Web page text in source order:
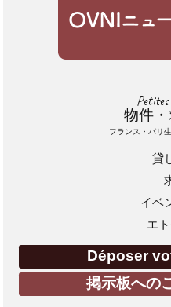
物件
フランス・パリ
貸
イベ
エ
Déposer
掲示板への